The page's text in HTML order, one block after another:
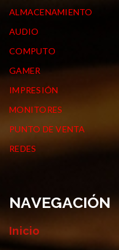
ALMACENAMIENTO
AUDIO
COMPUTO
GAMER
IMPRESIÓN
MONITORES
PUNTO DE VENTA
REDES
NAVEGACIÓN
Inicio